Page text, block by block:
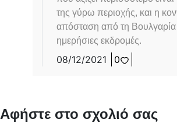
της γύρω περιοχής, και η
απόσταση από τη Βουλγαρία
ημερήσιες εκδρομές.
08/12/2021 0
Αφήστε στο σχολιό σας